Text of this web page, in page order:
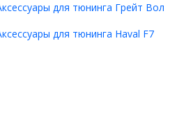
для тюнинга Грейт Вол
для тюнинга Haval F7